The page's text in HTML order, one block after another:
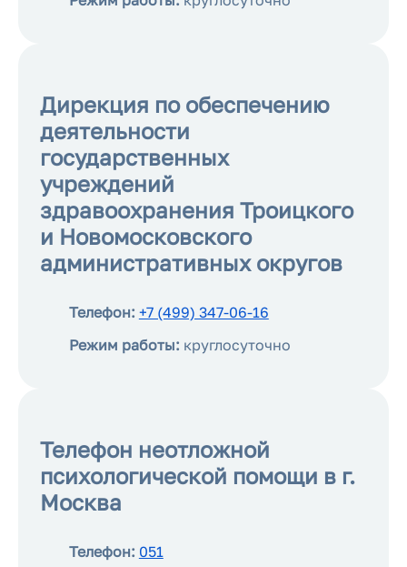
Дирекция по обеспечению
деятельности
государственных
учреждений
здравоохранения Троицкого
и Новомосковского
административных округов
Телефон: +7 (499) 347-06-16
Режим работы: круглосуточно
Телефон неотложной
психологической помощи в г.
Москва
Телефон: 051